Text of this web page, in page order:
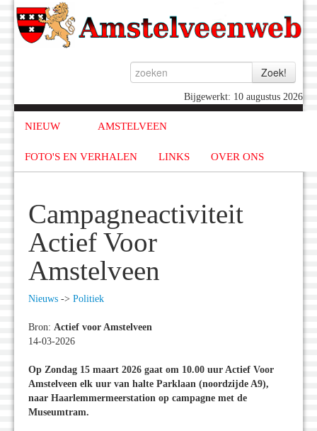
Bijgewerkt: 10 augustus 2026
NIEUW AMSTELVEEN
FOTO'S EN VERHALEN LINKS OVER ONS
Campagneactiviteit
Actief Voor
Amstelveen
Nieuws -> Politiek
Bron: Actief voor Amstelveen
14-03-2026
Op Zondag 15 maart 2026 gaat om 10.00 uur Actief Voor
Amstelveen elk uur van halte Parklaan (noordzijde A9),
naar Haarlemmermeerstation op campagne met de
Museumtram.